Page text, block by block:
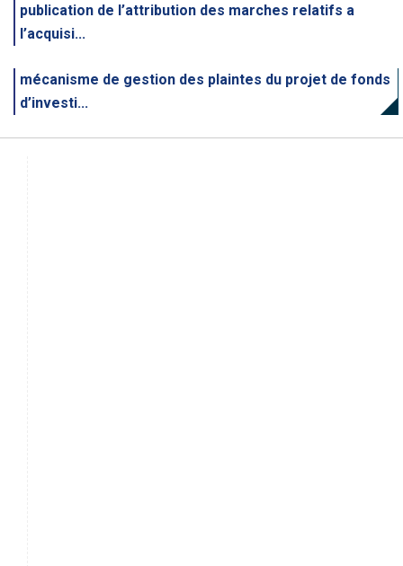
publication de l’attribution des marches relatifs a
l’acquisi...
mécanisme de gestion des plaintes du projet de fonds
d’investi...